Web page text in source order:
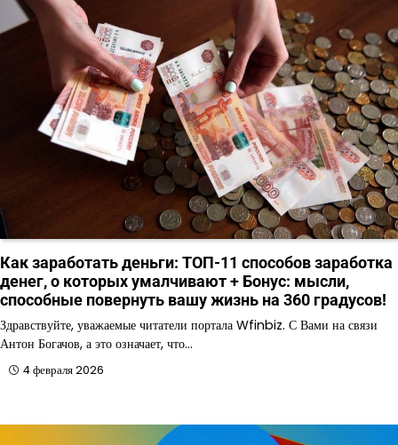
Как заработать деньги: ТОП-11 способов заработка
денег, о которых умалчивают + Бонус: мысли,
способные повернуть вашу жизнь на 360 градусов!
Здравствуйте, уважаемые читатели портала Wfinbiz. С Вами на связи
Антон Богачов, а это означает, что…
4 февраля 2026